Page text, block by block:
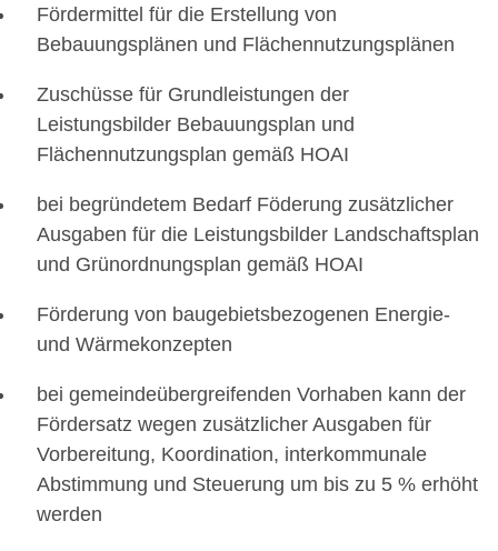
Fördermittel für die Erstellung von
Bebauungsplänen und Flächennutzungsplänen
Zuschüsse für Grundleistungen der
Leistungsbilder Bebauungsplan und
Flächennutzungsplan gemäß HOAI
bei begründetem Bedarf Föderung zusätzlicher
Ausgaben für die Leistungsbilder Landschaftsplan
und Grünordnungsplan gemäß HOAI
Förderung von baugebietsbezogenen Energie-
und Wärmekonzepten
bei gemeindeübergreifenden Vorhaben kann der
Fördersatz wegen zusätzlicher Ausgaben für
Vorbereitung, Koordination, interkommunale
Abstimmung und Steuerung um bis zu 5 % erhöht
werden